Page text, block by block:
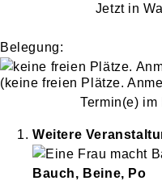
Jetzt in
Belegung:
(keine freien Plätze.
Termin(e)
Weitere
Bauch, Beine, Po